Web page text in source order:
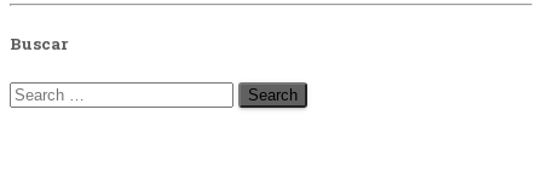
Buscar
Search
for: